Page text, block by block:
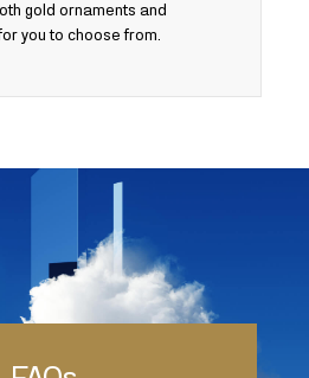
gold ornaments and
you to choose from.